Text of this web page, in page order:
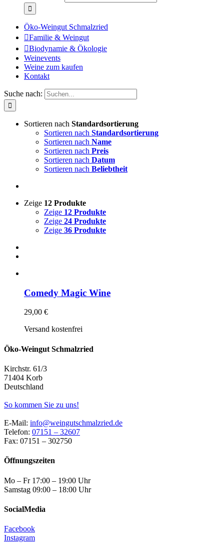
Öko-Weingut Schmalzried
Familie & Weingut
Biodynamie & Ökologie
Weinevents
Weine zum kaufen
Kontakt
Suche nach:
Sortieren nach Standardsortierung
Sortieren nach Standardsortierung
Sortieren nach Name
Sortieren nach Preis
Sortieren nach Datum
Sortieren nach Beliebtheit
Zeige 12 Produkte
Zeige 12 Produkte
Zeige 24 Produkte
Zeige 36 Produkte
Comedy Magic Wine
29,00 €
Versand kostenfrei
Öko-Weingut Schmalzried
Kirchstr. 61/3
71404 Korb
Deutschland
So kommen Sie zu uns!
E-Mail: info@weingutschmalzried.de
Telefon: 07151 – 32607
Fax: 07151 – 302750
Öffnungszeiten
Mo – Fr 17:00 – 19:00 Uhr
Samstag 09:00 – 18:00 Uhr
SocialMedia
Facebook
Instagram